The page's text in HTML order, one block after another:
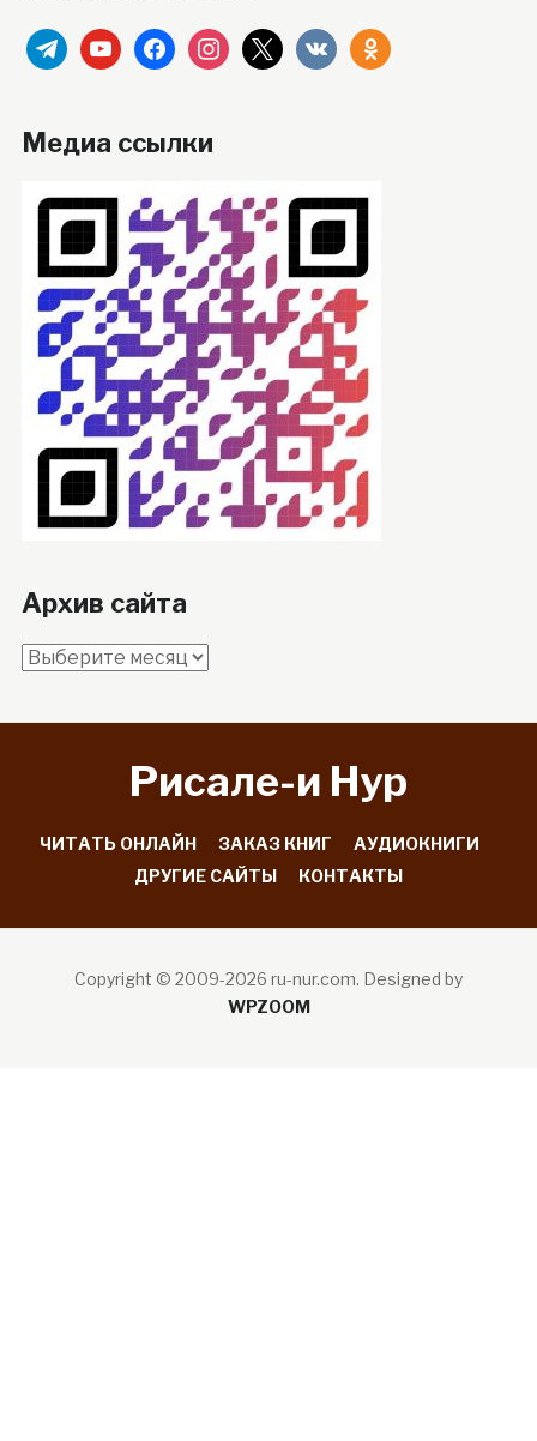
telegramyoutubefacebookinstagram
x vkontakteodnoklassniki
Медиа ссылки
Архив сайта
Архив
Рисале-и Hyp
ЧИТАТЬ ОНЛАЙН ЗАКАЗ КНИГ
АУДИОКНИГИ
ДРУГИЕ САЙТЫ
КОНТАКТЫ
Copyright © 2009-2026 ru-nur.com. Designed by
WPZOOM